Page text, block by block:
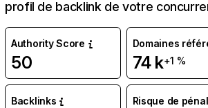
profil de backlink de votre
Authority Score
50
Domaines
74 k+1 %
Backlinks
Risque de